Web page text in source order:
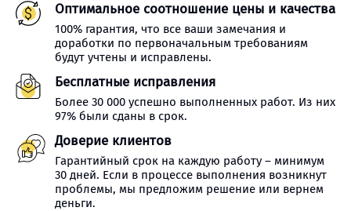
Оптимальное соотношение цены и качества
100% гарантия, что все ваши замечания и
доработки по первоначальным требованиям
будут учтены и исправлены.
Бесплатные исправления
Более 30 000 успешно выполненных работ. Из них
97% были сданы в срок.
Доверие клиентов
Гарантийный срок на каждую работу – минимум
30 дней. Если в процессе выполнения возникнут
проблемы, мы предложим решение или вернем
деньги.